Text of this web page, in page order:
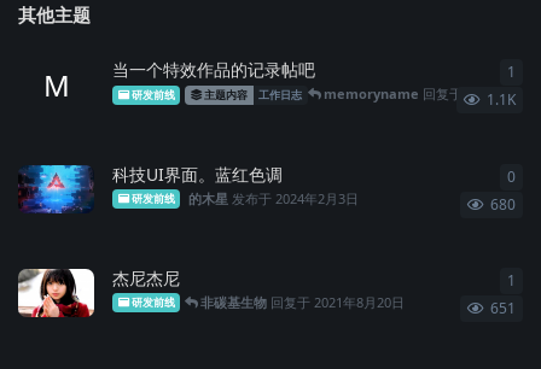
其他主题
M 当一个特效作品的记录帖吧
研发前线 主题内容 工作日志 memoryname 回复于2024年10月29日
1.1K
1
科技UI界面。蓝红色调
研发前线 的木星 发布于2024年2月3日 680
0
杰尼杰尼
研发前线 非碳基生物 回复于2021年8月20日 651
1